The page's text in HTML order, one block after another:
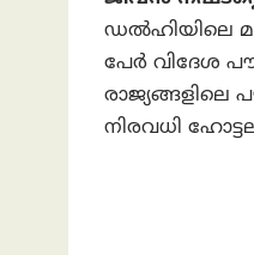
ഡൽഹിയിലെ
പേർ വിദേശ
നിരവധി